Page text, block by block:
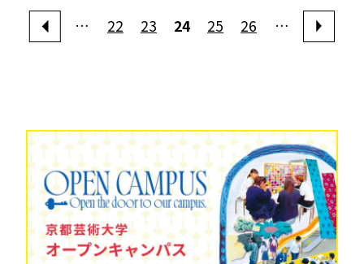
… 22 23 24 25 26 …